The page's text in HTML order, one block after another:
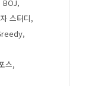
BOJ
스터디
스